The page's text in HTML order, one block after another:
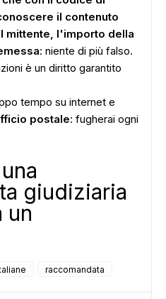
il contenuto
mittente, l'importo della
: niente di più falso.
è un diritto garantito
tempo su internet e
postale: fugherai ogni
giudiziaria
un
raccomandata